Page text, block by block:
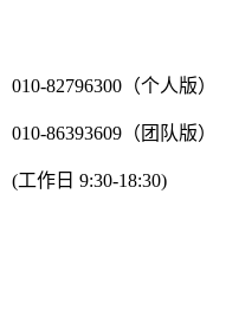
010-82796300（个人版）
010-86393609（团队版）
(工作日 9:30-18:30)